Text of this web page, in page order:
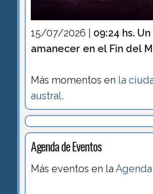
15/07/2026 | 09:24 hs.
amanecer en el Fin del
Más momentos en la
austral.
Agenda de Eventos
Más eventos en la Agenda